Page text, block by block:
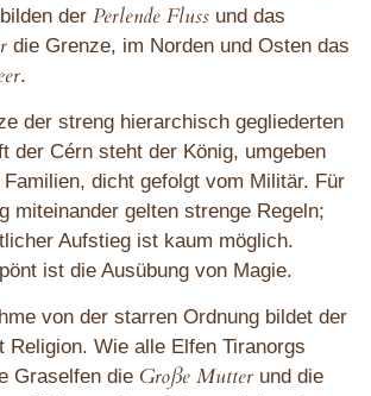
der Perlende Fluss und das
die Grenze, im Norden und Osten das
.
der streng hierarchisch gegliederten
der Cérn steht der König, umgeben
dicht gefolgt vom Militär. Für
miteinander gelten strenge Regeln;
Aufstieg ist kaum möglich.
ist die Ausübung von Magie.
von der starren Ordnung bildet der
Religion. Wie alle Elfen Tiranorgs
Graselfen die Große Mutter und die